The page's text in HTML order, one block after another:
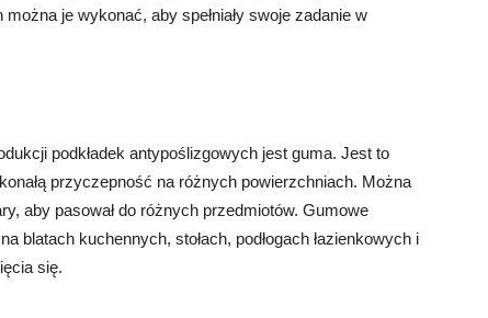
je wykonać, aby spełniały swoje zadanie w
podkładek antypoślizgowych jest guma. Jest to
przyczepność na różnych powierzchniach. Można
aby pasował do różnych przedmiotów. Gumowe
blatach kuchennych, stołach, podłogach łazienkowych i
się.